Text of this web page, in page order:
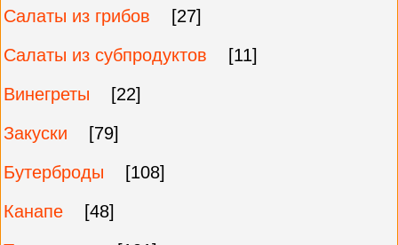
Салаты из грибов
[27]
Салаты из субпродуктов
[11]
Винегреты
[22]
Закуски
[79]
Бутерброды
[108]
Канапе
[48]